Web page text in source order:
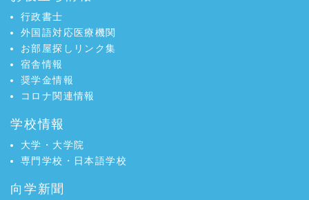
行政書士
外国語対応医療機関
お部屋探しリンク集
宿舎情報
奨学金情報
コロナ関連情報
学校情報
大学・大学院
専門学校・日本語学校
向学新聞